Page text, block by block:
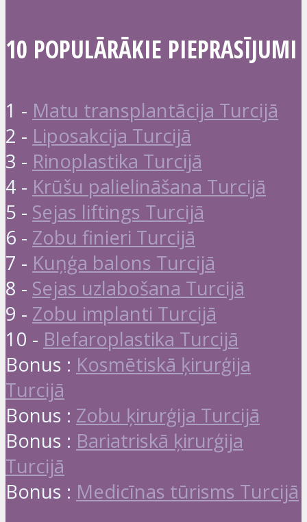
10 POPULĀRĀKIE PIEPRASĪJUMI
1 - Matu transplantācija Turcijā
2 - Liposakcija Turcijā
3 - Rinoplastika Turcijā
4 - Krūšu palielināšana Turcijā
5 - Sejas liftings Turcijā
6 - Zobu finieri Turcijā
7 - Kuņģa balons Turcijā
8 - Sejas uzlabošana Turcijā
9 - Zobu implanti Turcijā
10 - Blefaroplastika Turcijā
Bonus : Kosmētiskā ķirurģija
Turcijā
Bonus : Zobu ķirurģija Turcijā
Bonus : Bariatriskā ķirurģija
Turcijā
Bonus : Medicīnas tūrisms Turcijā